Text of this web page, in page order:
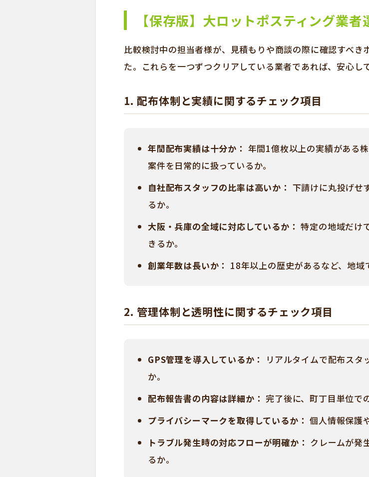
【保存版】大ロットポスティング業
比較検討中の担当者様が、見積もりや商談の際に確認すべ
た。これらを一つずつクリアしている業者であれば、安心し
1. 配布体制と実績に関するチェック項目
年間配布実績は十分か： 年間1億枚以上の実績がある
案件を日常的に扱っているか。
自社配布スタッフの比率は高いか： 下請けに丸投げせ
るか。
大阪・兵庫の全域に対応しているか： 特定の地域だけ
きるか。
創業年数は長いか： 18年以上の歴史があるなど、地域
2. 管理体制と透明性に関するチェック項目
GPS管理を導入しているか：
リアルタイムで配布スタ
か。
配布報告書の内容は詳細か： 完了後に、町丁目単位で
プライバシーマークを取得しているか： 個人情報保護
トラブル発生時の対応フローが明確か： クレームが発
るか。